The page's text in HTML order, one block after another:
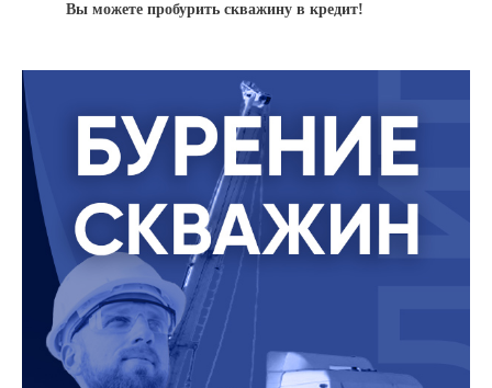
Вы можете пробурить скважину в кредит!